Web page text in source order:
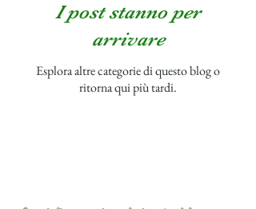
I post stanno per
arrivare
Esplora altre categorie di questo blog o
ritorna qui più tardi.